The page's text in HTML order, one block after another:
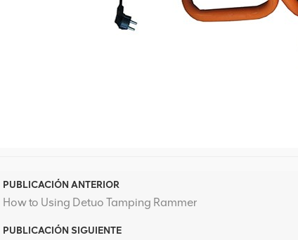
PUBLICACIÓN ANTERIOR
How to Using Detuo Tamping Rammer
PUBLICACIÓN SIGUIENTE